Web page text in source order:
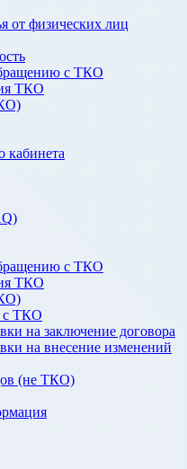
от физических лиц
с ТКО
ТКО
кабинета
с ТКО
ТКО
с ТКО
на заключение договора
на внесение изменений
(не ТКО)